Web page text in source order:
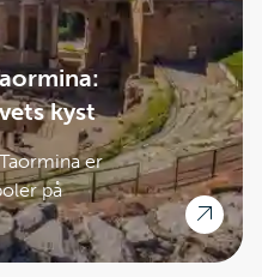
kyst
er
på